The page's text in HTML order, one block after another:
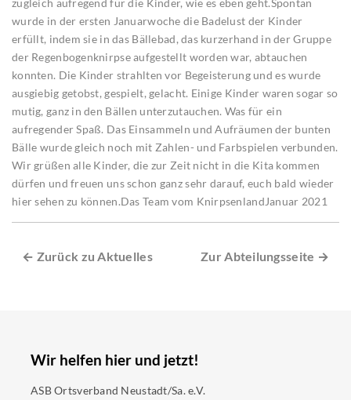
wurde in der ersten Januarwoche die Badelust der Kinder
erfüllt, indem sie in das Bällebad, das kurzerhand in der Gruppe
der Regenbogenknirpse aufgestellt worden war, abtauchen
konnten. Die Kinder strahlten vor Begeisterung und es wurde
ausgiebig getobst, gespielt, gelacht. Einige Kinder waren sogar so
mutig, ganz in den Bällen unterzutauchen. Was für ein
aufregender Spaß. Das Einsammeln und Aufräumen der bunten
Bälle wurde gleich noch mit Zahlen- und Farbspielen verbunden.
Wir grüßen alle Kinder, die zur Zeit nicht in die Kita kommen
dürfen und freuen uns schon ganz sehr darauf, euch bald wieder
hier sehen zu können.Das Team vom KnirpsenlandJanuar 2021
← Zurück zu Aktuelles Zur Abteilungsseite →
Wir helfen hier und jetzt!
ASB Ortsverband Neustadt/Sa. e.V.